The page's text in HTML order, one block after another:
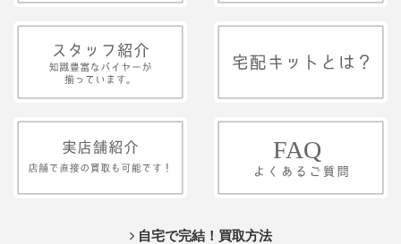
自宅で完結！買取方法